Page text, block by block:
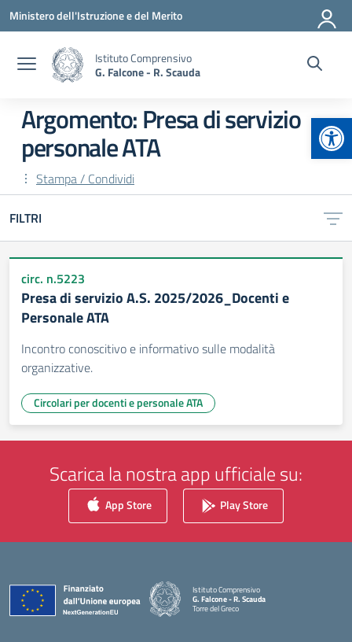
Vai ai contenuti
Vai al menu di navigazione
Vai al footer
Ministero dell'Istruzione e del Merito
Istituto Comprensivo
G. Falcone - R. Scauda
Argomento: Presa di servizio
personale ATA
Stampa / Condividi
FILTRI
circ. n.5223
Presa di servizio A.S. 2025/2026_Docenti e
Personale ATA
Incontro conoscitivo e informativo sulle modalità
organizzative.
Circolari per docenti e personale ATA
Scarica la nostra app ufficiale su:
App Store Play Store
Istituto Comprensivo
G. Falcone - R. Scauda
Torre del Greco